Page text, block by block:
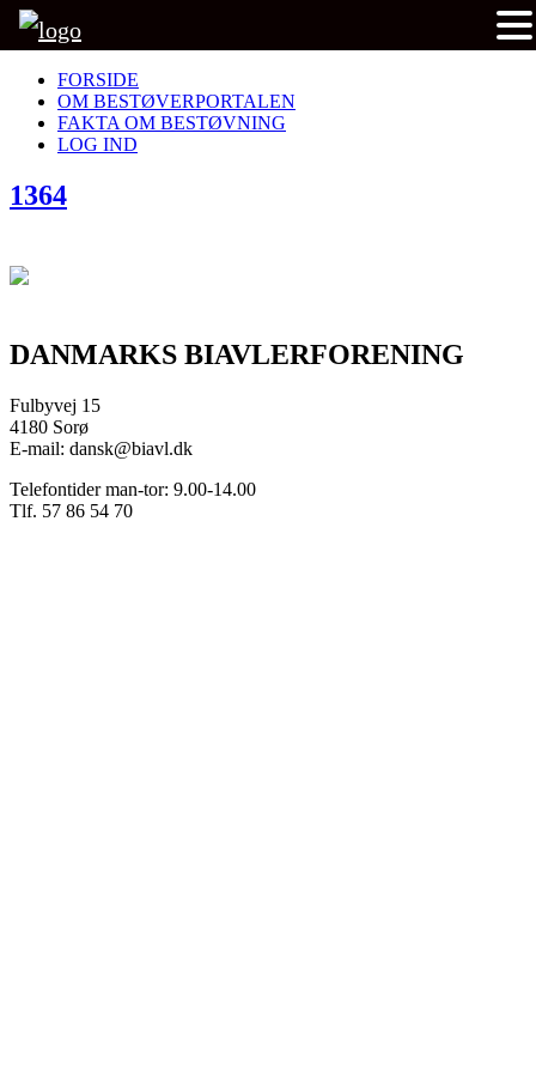
FORSIDE
OM BESTØVERPORTALEN
FAKTA OM BESTØVNING
LOG IND
1364
DANMARKS BIAVLERFORENING
Fulbyvej 15
4180 Sorø
E-mail: dansk@biavl.dk
Telefontider man-tor: 9.00-14.00
Tlf. 57 86 54 70